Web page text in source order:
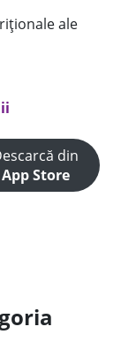
ale
din
App Store